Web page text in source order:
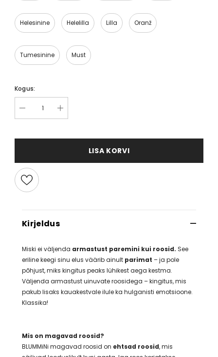
Helesinine Helelilla Lilla Oranž
Tumesinine Must
Kogus:
LISA KORVI
Kirjeldus
Miski ei väljenda armastust paremini kui roosid. See
eriline keegi sinu elus väärib ainult parimat – ja pole
põhjust, miks kingitus peaks lühikest aega kestma.
Väljenda armastust uinuvate roosidega – kingitus, mis
pakub lisaks kauakestvale ilule ka hulganisti emotsioone.
Klassika!
Mis on magavad roosid?
BLUMMiNi magavad roosid on ehtsad roosid, mis